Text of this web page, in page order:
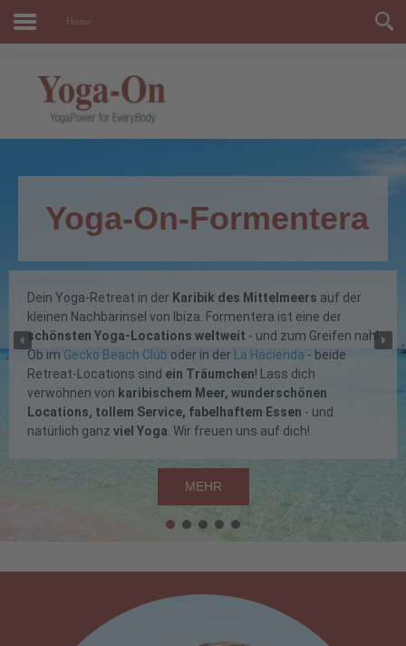
Home
On-Formentera
Retreat in derKaribik des Mittelmeersauf der
Nachbarinsel von Ibiza. Formentera ist eine der
Yoga-Locations weltweit- und zum Greifen nah!
Beach Club oder in derLa Hacienda - beide
Locations sindein Träumchen! Lass dich
vonkaribischem Meer, wunderschönen
tollem Service, fabelhaftem Essen- und
ganzviel Yoga. Wir freuen uns auf dich!